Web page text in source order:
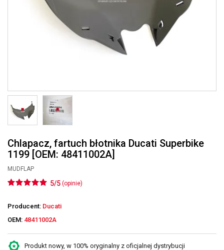
Chlapacz, fartuch błotnika Ducati Superbike
1199 [OEM: 48411002A]
MUDFLAP
5/5 (opinie)
Producent: Ducati
OEM: 48411002A
Produkt nowy, w 100% oryginalny z oficjalnej dystrybucji